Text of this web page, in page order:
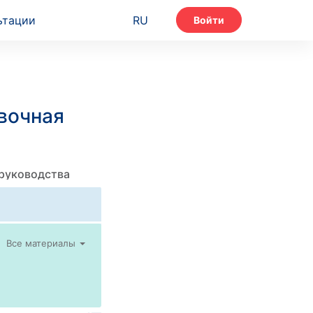
RU Войти
Все материалы